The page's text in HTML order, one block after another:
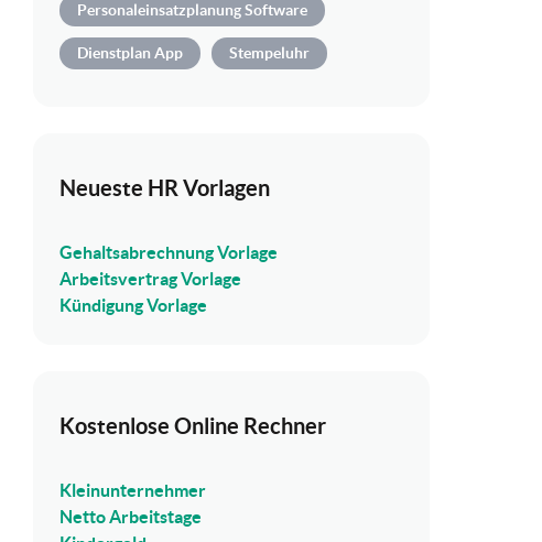
Personaleinsatzplanung Software
Dienstplan App Stempeluhr
Neueste HR Vorlagen
Gehaltsabrechnung Vorlage
Arbeitsvertrag Vorlage
Kündigung Vorlage
Kostenlose Online Rechner
Kleinunternehmer
Netto Arbeitstage